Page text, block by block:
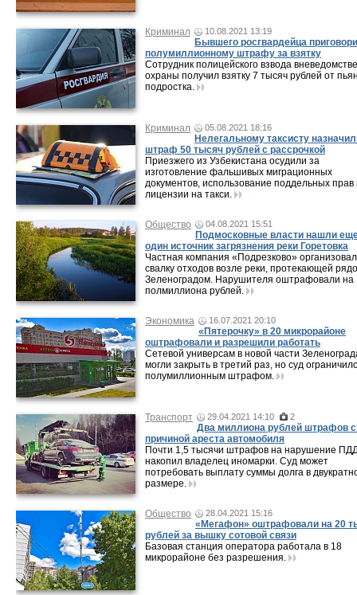
Криминал 10.08.2021 13:19
Бывшего росгвардейца
полумиллионному штрафу за взятку
Сотрудник полицейского взвода
охраны получил взятку 7 тысяч рублей от
подростка.
Криминал 05.08.2021 18:16
Нелегальному таксисту
штраф 50 тысяч рублей с рассрочкой
Приезжего из Узбекистана осудили за
изготовление фальшивых миграционных
документов, использование поддельных прав
лицензии на такси.
Общество 04.08.2021 15:51
Подмосковные власти нашли
один источник загрязнения реки Горетовка
Частная компания «Подрезково»
свалку отходов возле реки, протекающей
Зеленоградом. Нарушителя оштрафовали на
полмиллиона рублей.
Экономика 16.07.2021 20:10
«Пятерочку» в 20 микрорайоне
оштрафовали и разрешили работать
Сетевой универсам в новой части
могли закрыть в третий раз, но суд
полумиллионным штрафом.
Транспорт 29.04.2021 14:10 2
Два миллиона рублей штрафов
причиной ареста автомобиля
Почти 1,5 тысячи штрафов на нарушение
накопил владелец иномарки. Суд может
потребовать выплату суммы долга в
размере.
Общество 28.04.2021 15:16
«Мегафон» оштрафовали на 20
рублей за вышку сотовой связи
Базовая станция оператора работала в 18
микрорайоне без разрешения.